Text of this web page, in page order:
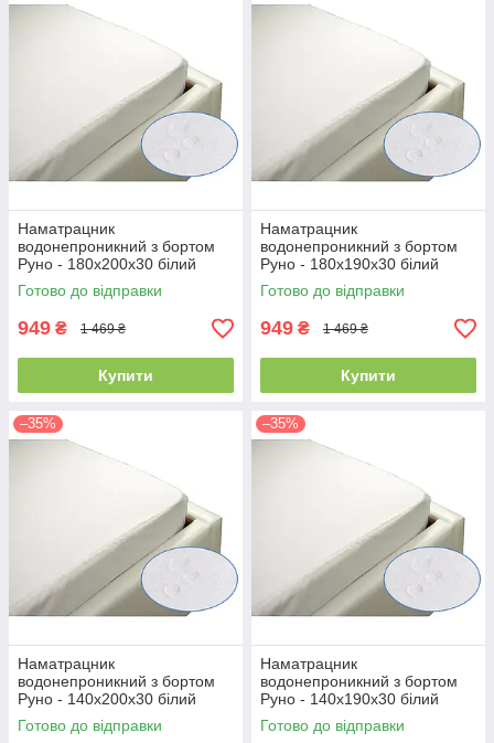
Наматрацник
водонепроникний з бортом
Руно - 180x200x30 білий
(21384)
Готово до відправки
949 ₴ 1 469 ₴
Купити
Наматрацник
водонепроникний з бортом
Руно - 180x190x30 білий
(21389)
Готово до відправки
949 ₴ 1 469 ₴
Купити
–35%
Наматрацник
водонепроникний з бортом
Руно - 140x200x30 білий
(21382)
Готово до відправки
–35%
Наматрацник
водонепроникний з бортом
Руно - 140x190x30 білий
(21387)
Готово до відправки